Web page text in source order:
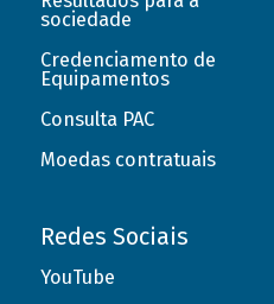
sociedade
Credenciamento de
Equipamentos
Consulta PAC
Moedas contratuais
Redes Sociais
YouTube